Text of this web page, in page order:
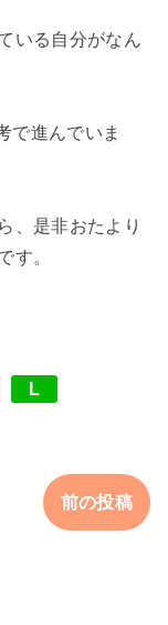
いる自分がなん
で進んでいま
、是非おたより
L
前の投稿